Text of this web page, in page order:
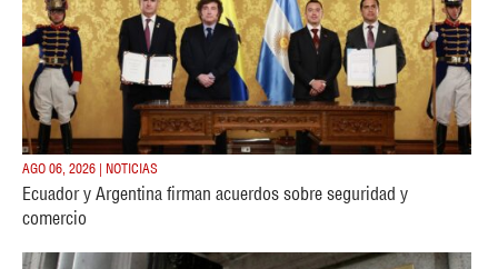
AGO 06, 2026 | NOTICIAS
Ecuador y Argentina firman acuerdos sobre seguridad y
comercio